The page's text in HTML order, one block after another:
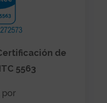
de
5563
por